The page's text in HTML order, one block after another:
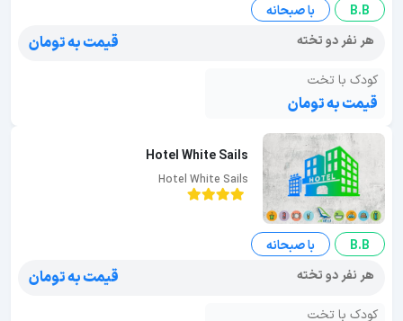
B.B
با صبحانه
هر نفر دو تخته
قیمت به تومان
کودک با تخت
قیمت به تومان
Hotel White Sails
Hotel White Sails
B.B
با صبحانه
هر نفر دو تخته
قیمت به تومان
کودک با تخت